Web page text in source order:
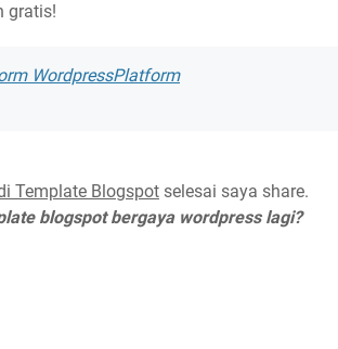
gratis!
WordpressPlatform
Template Blogspot selesai saya share.
blogspot bergaya wordpress lagi?